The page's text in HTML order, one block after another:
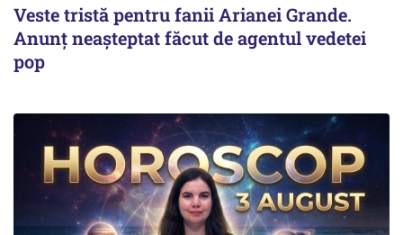
Veste tristă pentru fanii Arianei Grande.
Anunț neașteptat făcut de agentul vedetei
pop